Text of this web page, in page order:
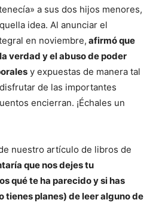
a sus dos hijos menores,
idea. Al anunciar el
en noviembre, afirmó que
verdad y el abuso de poder
y expuestas de manera tal
de las importantes
encierran. ¡Échales un
nuestro artículo de libros de
que nos dejes tu
qué te ha parecido y si has
tienes planes) de leer alguno de